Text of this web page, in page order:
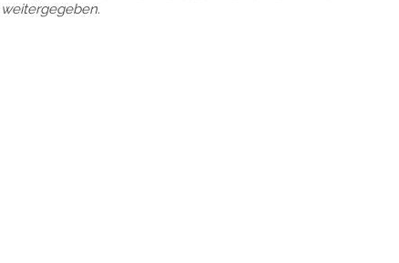
weitergegeben.